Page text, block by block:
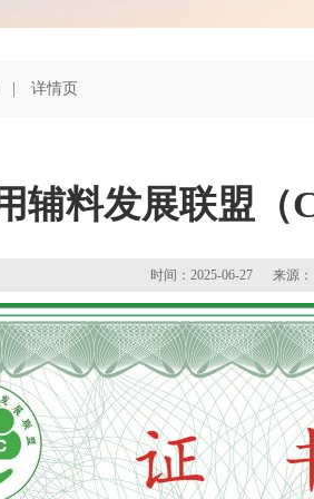
| 详情页
辅料发展联盟（
时间：2025-06-27 来源：